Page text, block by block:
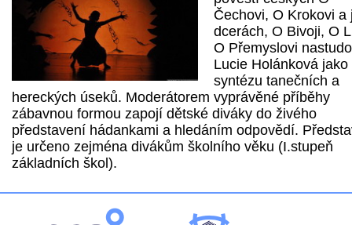
Čechovi, O Krokovi a
dcerách, O Bivoji, O
O Přemyslovi
Lucie Holánková jako
syntézu tanečních a
hereckých úseků. Moderátorem vyprávěné příběhy
zábavnou formou zapojí dětské diváky do živého
představení hádankami a hledáním odpovědí.
je určeno zejména divákům školního věku (I.stupeň
základních škol).